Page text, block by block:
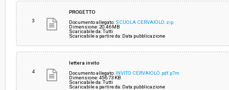
3
PROGETTO
Documento allegato: SCUOLA CERVAIOLO.zip
Dimensione: 20.46 MB
Scaricabile da: Tutti
Scaricabile a partire da: Data pubblicazione
4
lettera invito
Documento allegato: INVITO CERVAIOLO.pdf.p7m
Dimensione: 456.73 KB
Scaricabile da: Tutti
Scaricabile a partire da: Data pubblicazione